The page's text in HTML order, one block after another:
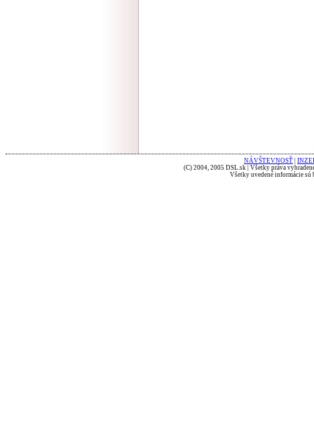
NÁVŠTEVNOSŤ
(C) 2004, 2005 DSL.sk | Všetky práva
Všetky uvedené informácie sú